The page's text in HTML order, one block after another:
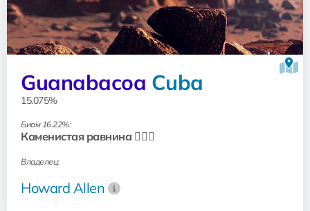
Guanabacoa Cuba
15.075%
Биом 16.22%:
Каменистая равнина 🧗🏻‍♂️
Владелец:
Howard Allen